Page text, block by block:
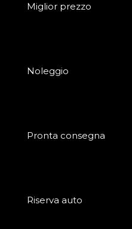
Miglior prezzo
Noleggio
Pronta consegna
Riserva auto